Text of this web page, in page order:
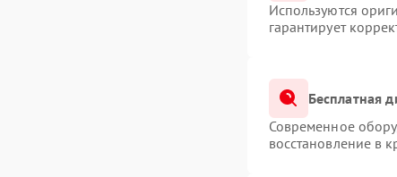
Используются
гарантирует
Бесплатная
Современное
восстановление в